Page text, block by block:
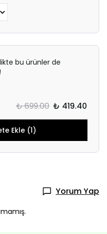
bu ürünler de
₺ 699.00 ₺ 419.40
Ekle (1)
Yorum Yap